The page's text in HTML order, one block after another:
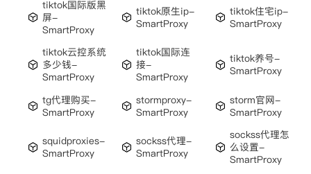
tiktok国际版黑
屏-
SmartProxy
tiktok原生ip-
SmartProxy
tiktok住宅ip-
SmartProxy
tiktok云控系统
多少钱-
SmartProxy
tiktok国际连
接-
SmartProxy
tiktok养号-
SmartProxy
tg代理购买-
SmartProxy
stormproxy-
SmartProxy
storm官网-
SmartProxy
squidproxies-
SmartProxy
sockss代理-
SmartProxy
sockss代理怎
么设置-
SmartProxy